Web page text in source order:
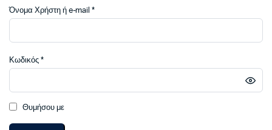
Όνομα Χρήστη ή e-mail*Απαιτείται
Κωδικός *Απαιτείται
Θυμήσου με